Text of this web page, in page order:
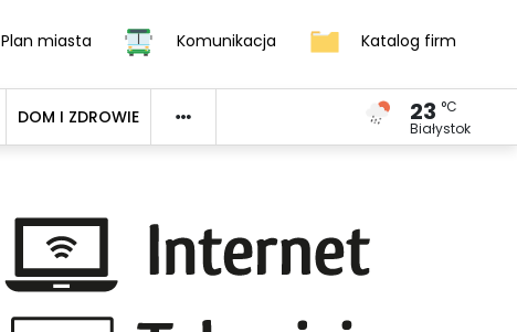
Plan miasta Komunikacja Katalog firm
DOM I ZDROWIE 23 °C
Białystok